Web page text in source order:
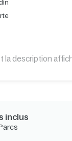
la description
inclus